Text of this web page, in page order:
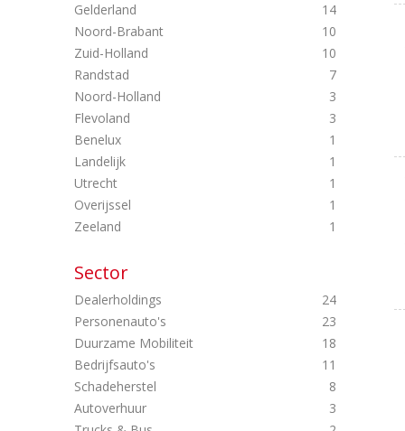
Gelderland
14
Noord-Brabant
10
Zuid-Holland
10
Randstad
7
Noord-Holland
3
Flevoland
3
Benelux
1
Landelijk
1
Utrecht
1
Overijssel
1
Zeeland
1
Sector
Dealerholdings
24
Personenauto's
23
Duurzame Mobiliteit
18
Bedrijfsauto's
11
Schadeherstel
8
Autoverhuur
3